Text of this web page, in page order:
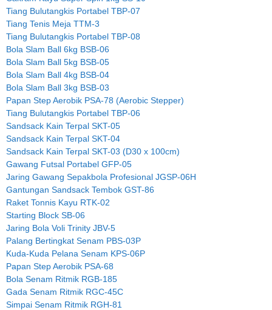
Tiang Bulutangkis Portabel TBP-07
Tiang Tenis Meja TTM-3
Tiang Bulutangkis Portabel TBP-08
Bola Slam Ball 6kg BSB-06
Bola Slam Ball 5kg BSB-05
Bola Slam Ball 4kg BSB-04
Bola Slam Ball 3kg BSB-03
Papan Step Aerobik PSA-78 (Aerobic Stepper)
Tiang Bulutangkis Portabel TBP-06
Sandsack Kain Terpal SKT-05
Sandsack Kain Terpal SKT-04
Sandsack Kain Terpal SKT-03 (D30 x 100cm)
Gawang Futsal Portabel GFP-05
Jaring Gawang Sepakbola Profesional JGSP-06H
Gantungan Sandsack Tembok GST-86
Raket Tonnis Kayu RTK-02
Starting Block SB-06
Jaring Bola Voli Trinity JBV-5
Palang Bertingkat Senam PBS-03P
Kuda-Kuda Pelana Senam KPS-06P
Papan Step Aerobik PSA-68
Bola Senam Ritmik RGB-185
Gada Senam Ritmik RGC-45C
Simpai Senam Ritmik RGH-81